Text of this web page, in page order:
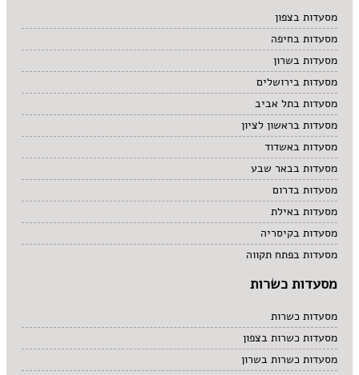
מסעדות בצפון
מסעדות בחיפה
מסעדות בשרון
מסעדות בירושלים
מסעדות בתל אביב
מסעדות בראשון לציון
מסעדות באשדוד
מסעדות בבאר שבע
מסעדות בדרום
מסעדות באילת
מסעדות בקיסריה
מסעדות בפתח תקווה
מסעדות כשרות
מסעדות כשרות
מסעדות כשרות בצפון
מסעדות כשרות בשרון